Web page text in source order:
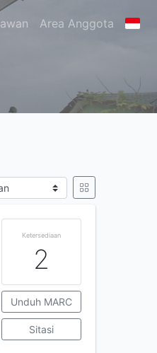
Area Anggota
Ketersediaan
2
Unduh MARC
Sitasi